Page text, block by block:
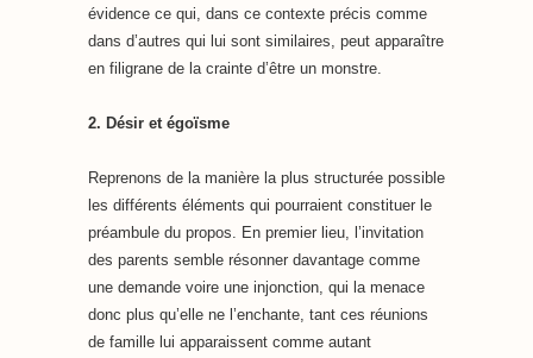
évidence ce qui, dans ce contexte précis comme
dans d’autres qui lui sont similaires, peut apparaître
en filigrane de la crainte d’être un monstre.
2. Désir et égoïsme
Reprenons de la manière la plus structurée possible
les différents éléments qui pourraient constituer le
préambule du propos. En premier lieu, l’invitation
des parents semble résonner davantage comme
une demande voire une injonction, qui la menace
donc plus qu’elle ne l’enchante, tant ces réunions
de famille lui apparaissent comme autant